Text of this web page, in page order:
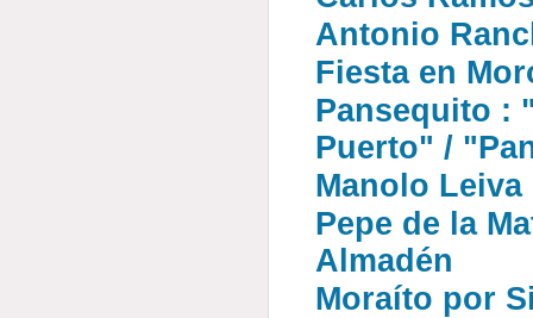
Antonio
Fiesta en
Pansequito :
Puerto" /
Manolo Leiva
Pepe de la
Almadén
Moraíto por